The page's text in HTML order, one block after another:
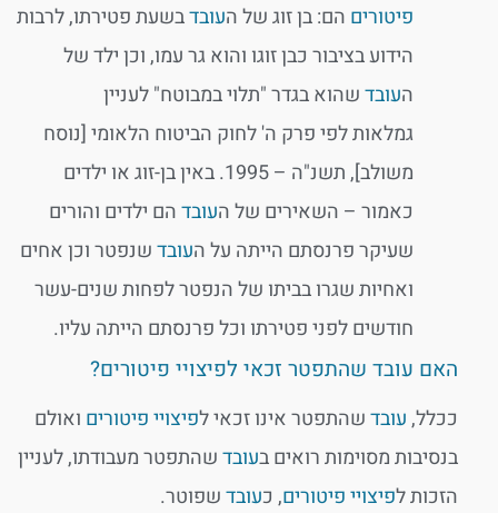
פיטוריםהם: בן זוג של העובדבשעת פטירתו, לרבות
הידוע בציבור כבן זוגו והוא גר עמו, וכן ילד של
העובדשהוא בגדר "תלוי במבוטח" לעניין
גמלאות לפי פרק ה' לחוק הביטוח הלאומי​ [נוסח
משולב], תשנ"ה – 1995. באין בן-זוג או ילדים
כאמור – השאירים של העובדהם ילדים והורים
שעיקר פרנסתם הייתה על העובדשנפטר וכן אחים
ואחיות שגרו בביתו של הנפטר לפחות שנים-עשר
חודשים לפני פטירתו וכל פרנסתם הייתה עליו. ​
האם עובד שהתפטר זכאי לפיצויי פיטורים?
​ככלל,עובדשהתפטר אינו זכאי לפיצויי פיטוריםואולם
בנסיבות מסוימות רואים בעובדשהתפטר מעבודתו, לעניין
הזכות לפיצויי פיטורים, כעובדשפוטר.